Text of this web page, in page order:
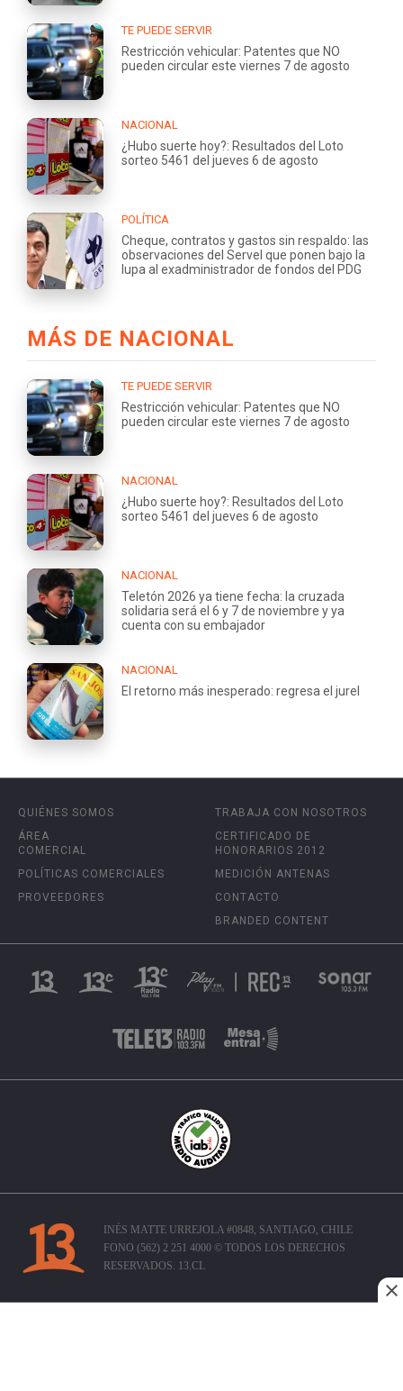
TE PUEDE SERVIR
Restricción vehicular: Patentes que NO
pueden circular este viernes 7 de agosto
NACIONAL
¿Hubo suerte hoy?: Resultados del Loto
sorteo 5461 del jueves 6 de agosto
POLÍTICA
Cheque, contratos y gastos sin respaldo: las
observaciones del Servel que ponen bajo la
lupa al exadministrador de fondos del PDG
MÁS DE NACIONAL
TE PUEDE SERVIR
Restricción vehicular: Patentes que NO
pueden circular este viernes 7 de agosto
NACIONAL
¿Hubo suerte hoy?: Resultados del Loto
sorteo 5461 del jueves 6 de agosto
NACIONAL
Teletón 2026 ya tiene fecha: la cruzada
solidaria será el 6 y 7 de noviembre y ya
cuenta con su embajador
NACIONAL
El retorno más inesperado: regresa el jurel
QUIÉNES SOMOS
ÁREA
COMERCIAL
POLÍTICAS COMERCIALES
PROVEEDORES
TRABAJA CON NOSOTROS
CERTIFICADO DE
HONORARIOS 2012
MEDICIÓN ANTENAS
CONTACTO
BRANDED CONTENT
INÉS MATTE URREJOLA #0848, SANTIAGO, CHILE
FONO (562) 2 251 4000 © TODOS LOS DERECHOS
RESERVADOS. 13.CL